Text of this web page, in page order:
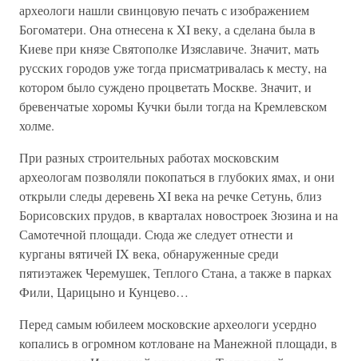
археологи нашли свинцовую печать с изображением
Богоматери. Она отнесена к XI веку, а сделана была в
Киеве при князе Святополке Изяславиче. Значит, мать
русских городов уже тогда присматривалась к месту, на
котором было суждено процветать Москве. Значит, и
бревенчатые хоромы Кучки были тогда на Кремлевском
холме.
При разных строительных работах московским
археологам позволяли покопаться в глубоких ямах, и они
открыли следы деревень XI века на речке Сетунь, близ
Борисовских прудов, в кварталах новостроек Зюзина и на
Самотечной площади. Сюда же следует отнести и
курганы вятичей IX века, обнаруженные среди
пятиэтажек Черемушек, Теплого Стана, а также в парках
Фили, Царицыно и Кунцево…
Перед самым юбилеем московские археологи усердно
копались в огромном котловане на Манежной площади, в